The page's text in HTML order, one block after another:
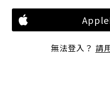
無法登入？ 請